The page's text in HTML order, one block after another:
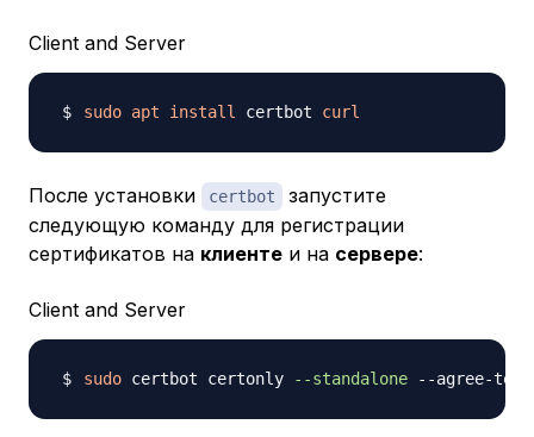
Client and Server
sudo apt install certbot curl
После установки certbot
запустите
следующую команду для регистрации
сертификатов на клиенте и на сервере:
Client and Server
sudo certbot certonly --standalone --agree-tos